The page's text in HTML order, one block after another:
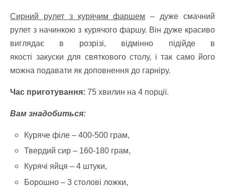
Сирний рулет з курячим фаршем – дуже смачний
рулет з начинкою з курячого фаршу. Він дуже красиво
виглядає в розрізі, відмінно підійде в
якості закуски для святкового столу, і так само його
можна подавати як доповнення до гарніру.
Час приготування: 75 хвилин на 4 порції.
Вам знадобиться:
Куряче філе – 400-500 грам,
Твердий сир – 160-180 грам,
Курячі яйця – 4 штуки,
Борошно – 3 столові ложки,